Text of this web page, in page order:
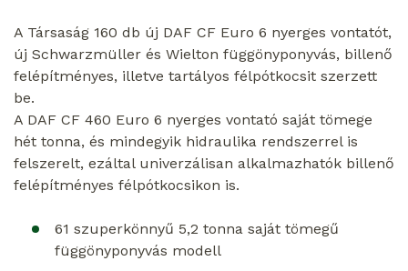
A Társaság 160 db új DAF CF Euro 6 nyerges vontatót,
új Schwarzmüller és Wielton függönyponyvás, billenő
felépítményes, illetve tartályos félpótkocsit szerzett
be.
A DAF CF 460 Euro 6 nyerges vontató saját tömege
hét tonna, és mindegyik hidraulika rendszerrel is
felszerelt, ezáltal univerzálisan alkalmazhatók billenő
felépítményes félpótkocsikon is.
61 szuperkönnyű 5,2 tonna saját tömegű
függönyponyvás modell